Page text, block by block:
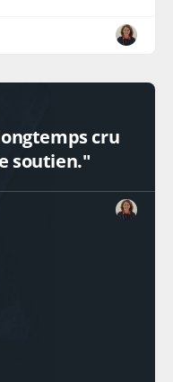
cru
soutien."